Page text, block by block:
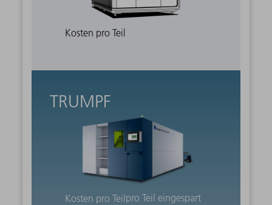
Kosten pro Teil
TRUMPF
Kosten pro Teilpro Teil eingespart